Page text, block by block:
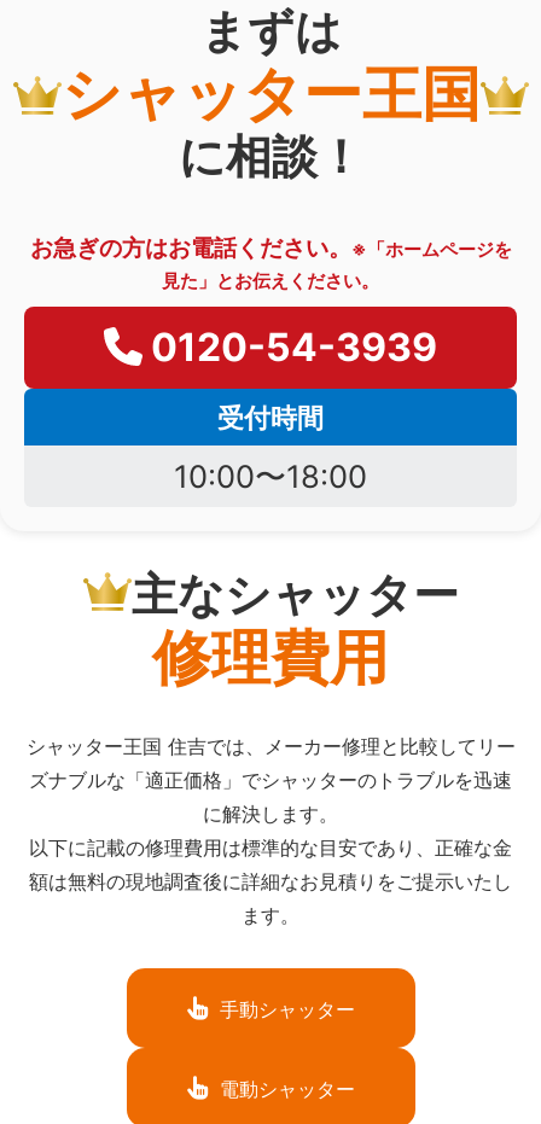
まずは
シャッター王国
に相談！
お急ぎの方はお電話ください。
※「ホームページを
見た」とお伝えください。
0120-54-3939
受付時間
10:00〜18:00
主なシャッター
修理費用
シャッター王国 住吉では、メーカー修理と比較してリー
ズナブルな「適正価格」でシャッターのトラブルを迅速
に解決します。
以下に記載の修理費用は標準的な目安であり、正確な金
額は無料の現地調査後に詳細なお見積りをご提示いたし
ます。
手動シャッター
電動シャッター